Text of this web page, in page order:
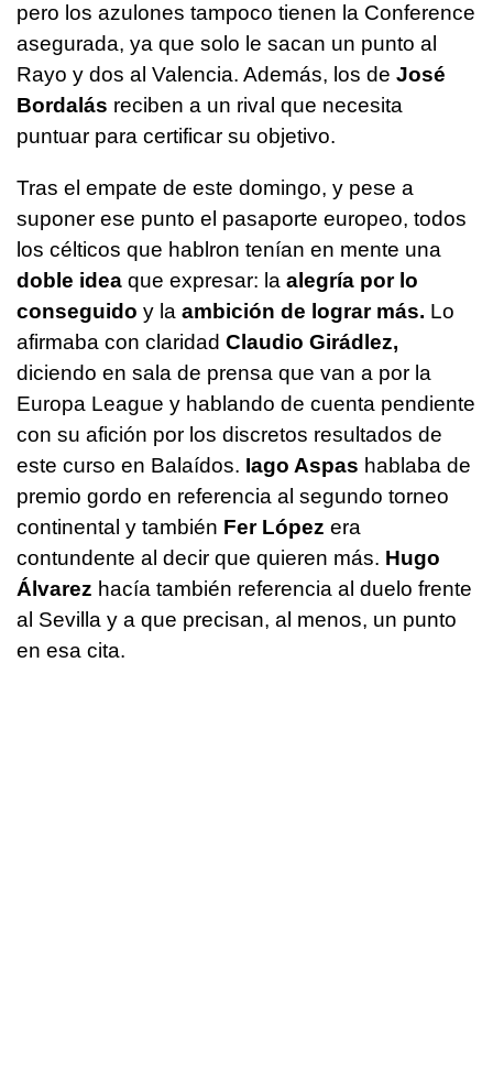
pero los azulones tampoco tienen la Conference
asegurada, ya que solo le sacan un punto al
Rayo y dos al Valencia. Además, los de José
Bordalás reciben a un rival que necesita
puntuar para certificar su objetivo.
Tras el empate de este domingo, y pese a
suponer ese punto el pasaporte europeo, todos
los célticos que hablron tenían en mente una
doble idea que expresar: la alegría por lo
conseguido y la ambición de lograr más. Lo
afirmaba con claridad Claudio Girádlez,
diciendo en sala de prensa que van a por la
Europa League y hablando de cuenta pendiente
con su afición por los discretos resultados de
este curso en Balaídos. Iago Aspas hablaba de
premio gordo en referencia al segundo torneo
continental y también Fer López era
contundente al decir que quieren más. Hugo
Álvarez hacía también referencia al duelo frente
al Sevilla y a que precisan, al menos, un punto
en esa cita.